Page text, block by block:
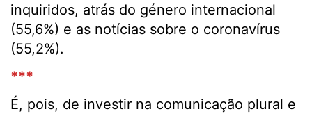
inquiridos, atrás do género internacional
(55,6%) e as notícias sobre o coronavírus
(55,2%).
***
É, pois, de investir na comunicação plural e